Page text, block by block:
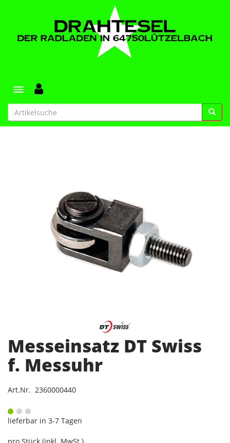
Toggle navigation
Messeinsatz DT Swiss
f. Messuhr
Art.Nr. 2360000440
lieferbar in 3-7 Tagen